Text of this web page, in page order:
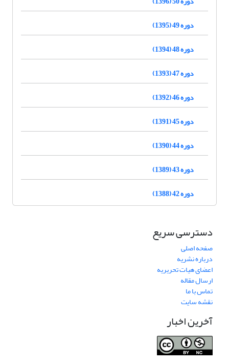
دوره 49 (1395)
دوره 48 (1394)
دوره 47 (1393)
دوره 46 (1392)
دوره 45 (1391)
دوره 44 (1390)
دوره 43 (1389)
دوره 42 (1388)
دسترسی سریع
صفحه اصلی
درباره نشریه
اعضای هیات تحریریه
ارسال مقاله
تماس با ما
نقشه سایت
آخرین اخبار